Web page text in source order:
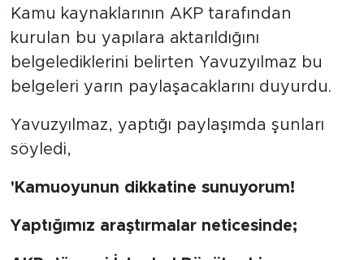
Kamu kaynaklarının AKP tarafından
kurulan bu yapılara aktarıldığını
belgelediklerini belirten Yavuzyılmaz bu
belgeleri yarın paylaşacaklarını duyurdu.
Yavuzyılmaz, yaptığı paylaşımda şunları
söyledi,
'Kamuoyunun dikkatine sunuyorum!
Yaptığımız araştırmalar neticesinde;